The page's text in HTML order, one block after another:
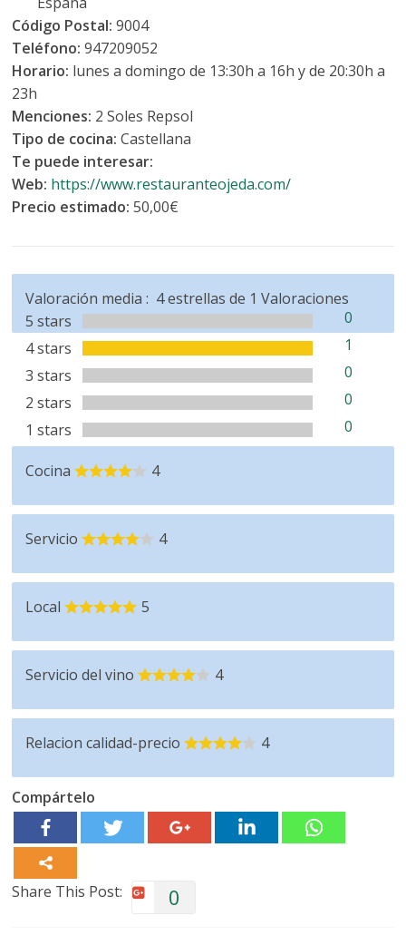
Código Postal:9004
Teléfono:947209052
Horario: lunes a domingo de 13:30h a 16h y de 20:30h a
23h
Menciones: 2 Soles Repsol
Tipo de cocina:Castellana
Te puede interesar:
Web: https://www.restauranteojeda.com/
Precio estimado:50,00€
Valoración media :
5 stars
0
4 stars
1
3 stars
0
2 stars
0
1 stars
0
4estrellas de 1 Valoraciones
Cocina 4
Servicio 4
Local 5
Servicio del vino 4
Relacion calidad-precio 4
Compártelo
Share This Post: 0